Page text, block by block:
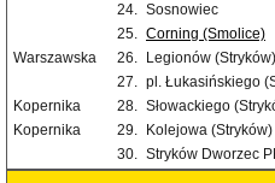
24. Sosnowiec
25. Corning (Smolice)
Warszawska
26.
Legionów (Stryków)
27. pl. Łukasińskiego
Kopernika
28. Słowackiego
Kopernika
29.
Kolejowa (Stryków)
30. Stryków Dworzec